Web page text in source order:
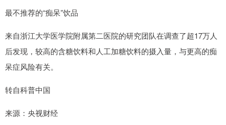
最不推荐的“痴呆”饮品
来自浙江大学医学院附属第二医院的研究团队在调查了超17万人
后发现，较高的含糖饮料和人工加糖饮料的摄入量，与更高的痴
呆症风险有关。
转自科普中国
来源：央视财经